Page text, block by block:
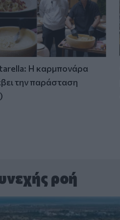
Η καρμπονάρα
την παράσταση
ροή